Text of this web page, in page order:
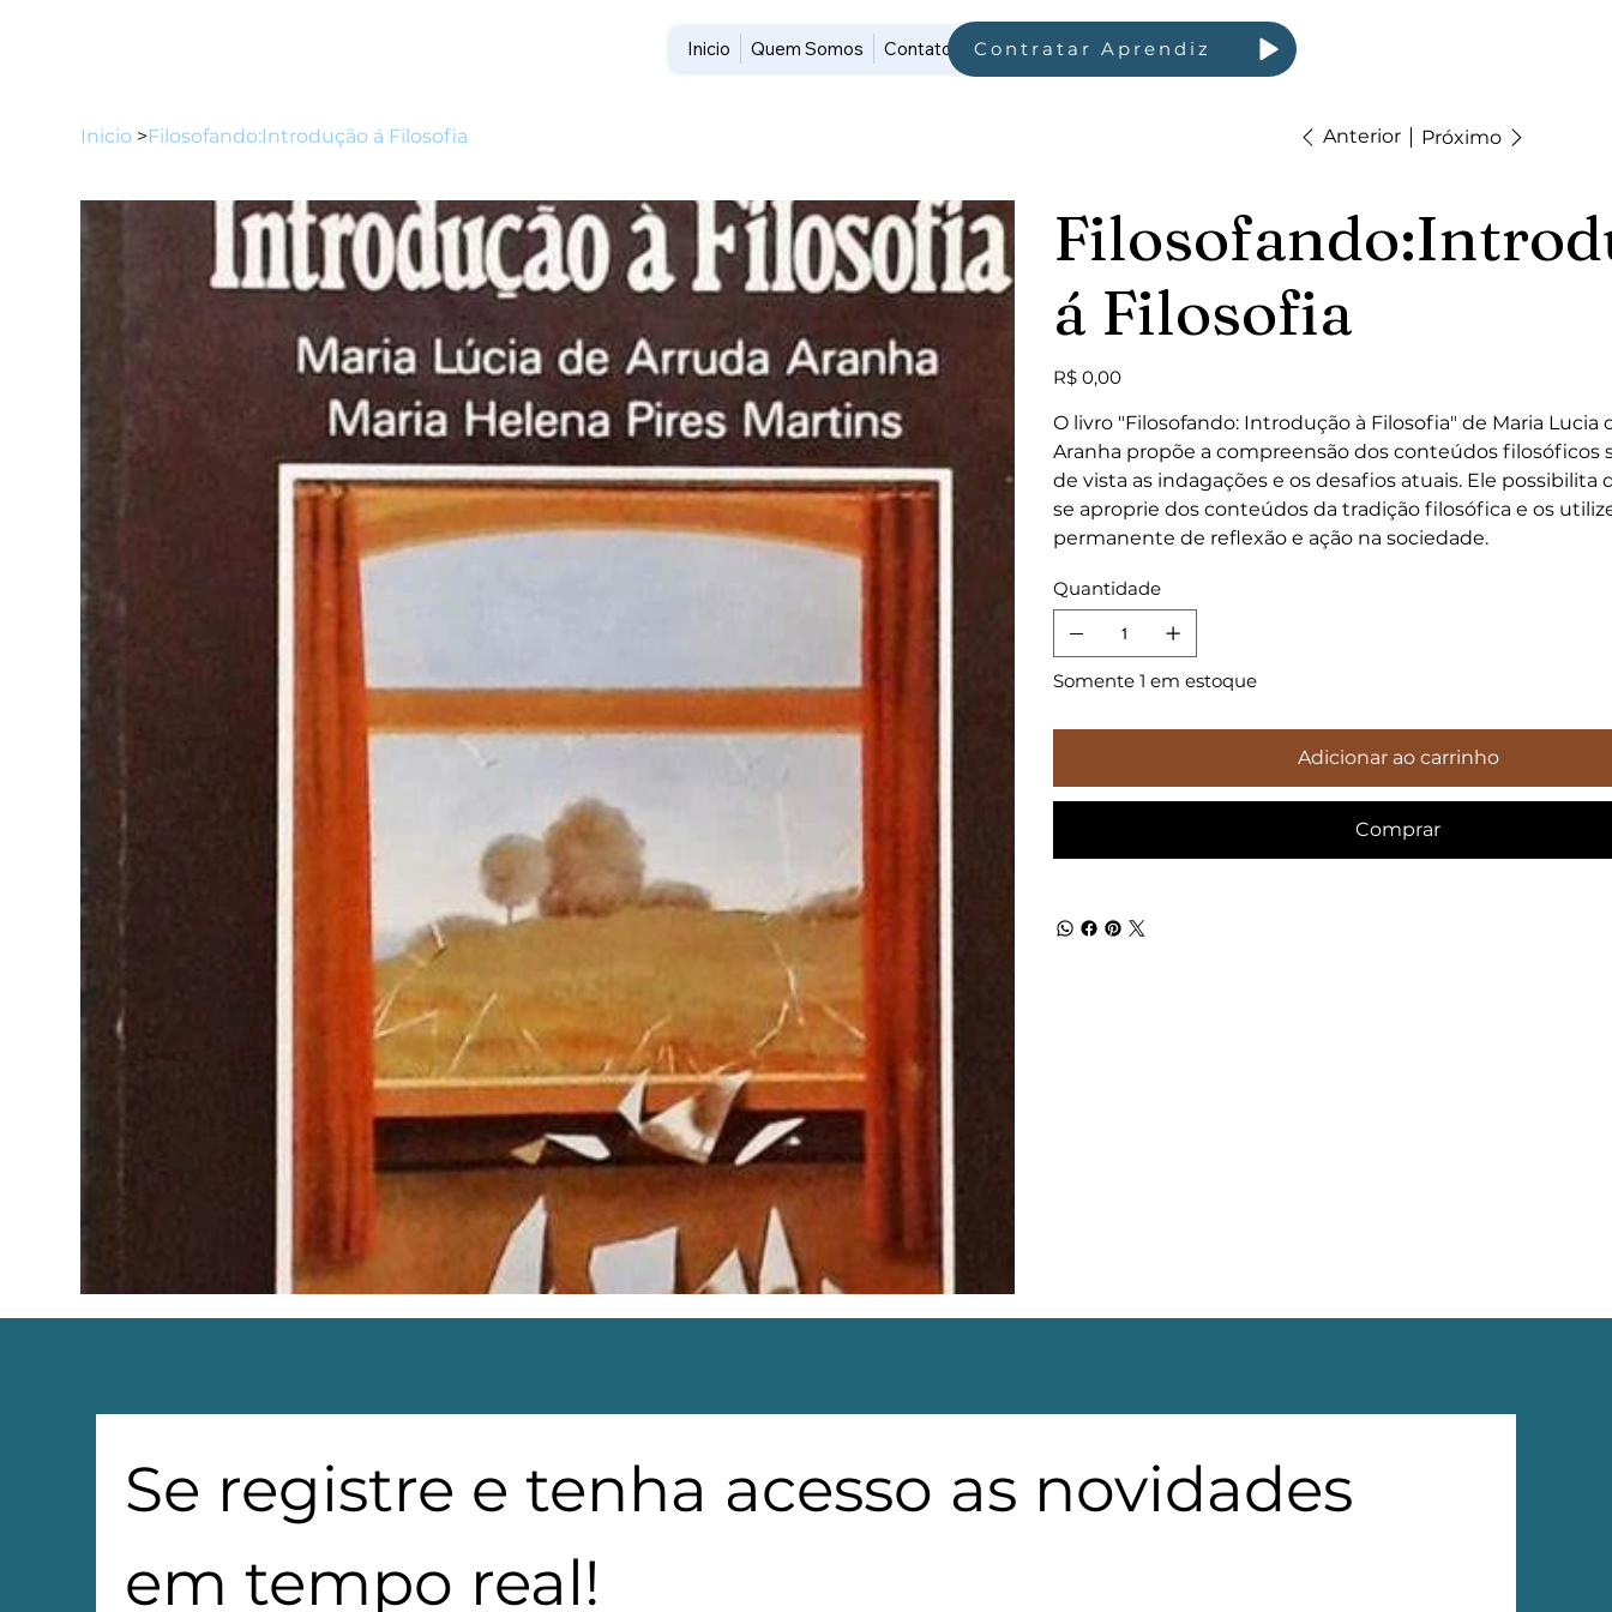
Inicio Quem Somos Contato Contratar Aprendiz
Inicio >Filosofando:Introdução á Filosofia Anterior Próximo
á Filosofia
Preço
R$ 0,00
O livro "Filosofando: Introdução à Filosofia" de Maria Lucia
Aranha propõe a compreensão dos conteúdos filosóficos
de vista as indagações e os desafios atuais. Ele possibilita
se aproprie dos conteúdos da tradição filosófica e os
permanente de reflexão e ação na sociedade.
Quantidade
Somente 1 em estoque
Adicionar ao carrinho
Comprar
Se registre e tenha acesso as novidades
em tempo real!